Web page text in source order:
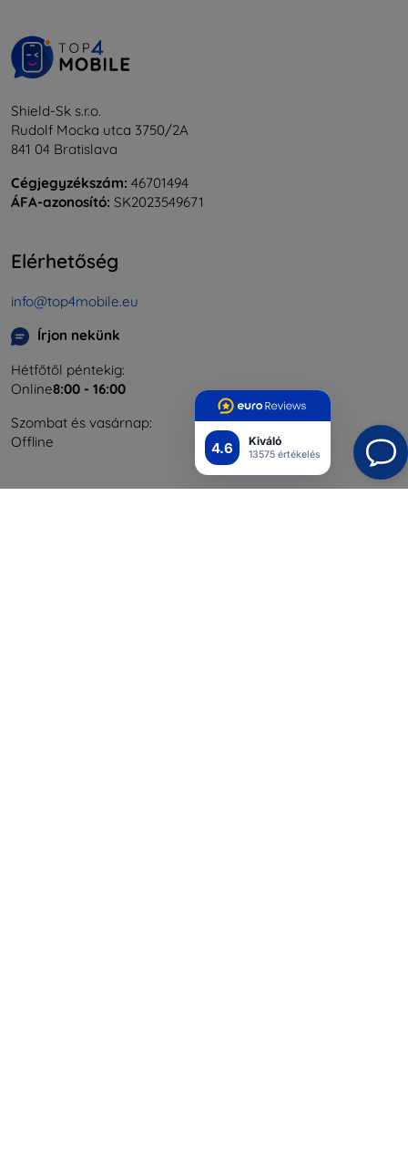
4.6 Kiváló
13575 értékelés
Shield-Sk s.r.o.
Rudolf Mocka utca 3750/2A
841 04 Bratislava
Cégjegyzékszám: 46701494
ÁFA-azonosító: SK2023549671
Elérhetőség
info@top4mobile.eu
Írjon nekünk
Hétfőtől péntekig:
Online8:00 - 16:00
Szombat és vasárnap:
Offline